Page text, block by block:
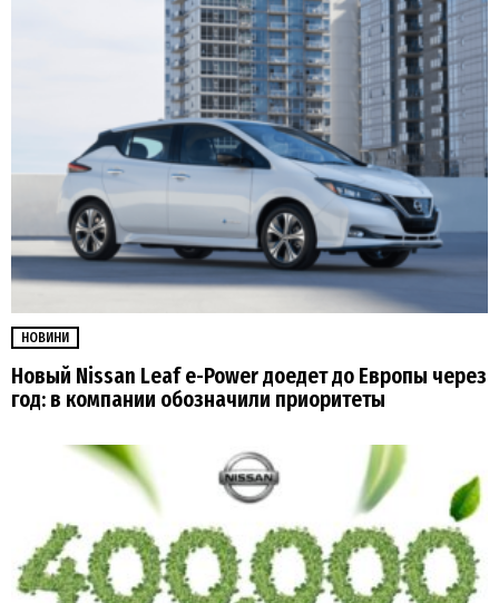
НОВИНИ
Новый Nissan Leaf e-Power доедет до Европы через
год: в компании обозначили приоритеты